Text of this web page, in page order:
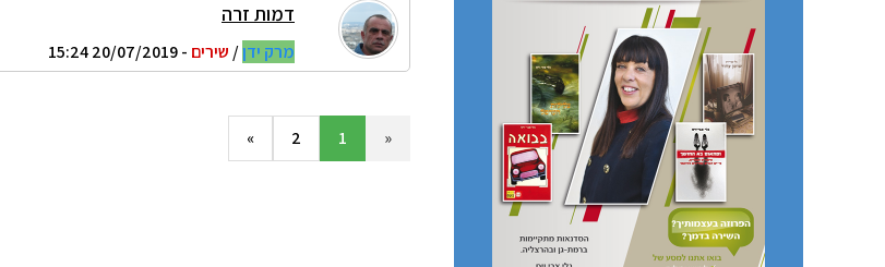
דמות זרה
מרק ידן/שירים - 20/07/2019 15:24
«
1
2
»